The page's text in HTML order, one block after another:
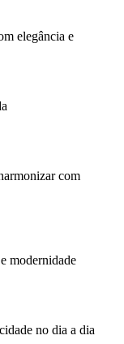
elegância e
com
modernidade
no dia a dia